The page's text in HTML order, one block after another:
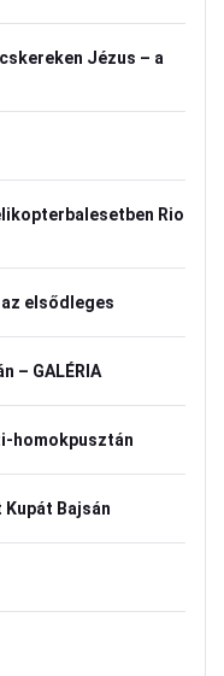
Jézus – a
Rio
elsődleges
– GALÉRIA
homokpusztán
Bajsán